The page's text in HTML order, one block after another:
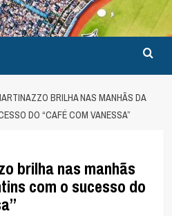
BRILHA NAS MANHÃS DA
DO “CAFÉ COM VANESSA”
brilha nas manhãs
com o sucesso do